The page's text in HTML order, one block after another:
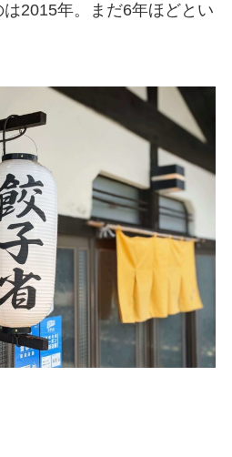
2015年。まだ6年ほどとい